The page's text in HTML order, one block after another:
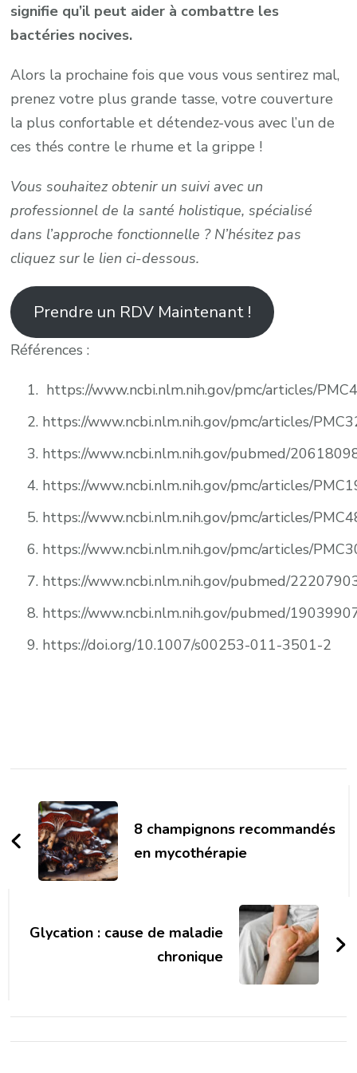
signifie qu’il peut aider à combattre les
bactéries nocives.
Alors la prochaine fois que vous vous sentirez mal,
prenez votre plus grande tasse, votre couverture
la plus confortable et détendez-vous avec l’un de
ces thés contre le rhume et la grippe !
Vous souhaitez obtenir un suivi avec un
professionnel de la santé holistique, spécialisé
dans l’approche fonctionnelle ? N’hésitez pas
cliquez sur le lien ci-dessous.
Prendre un RDV Maintenant !
Références :
https://www.ncbi.nlm.nih.gov/pmc/articles/
https://www.ncbi.nlm.nih.gov/pmc/articles/
https://www.ncbi.nlm.nih.gov/pubmed/
https://www.ncbi.nlm.nih.gov/pmc/articles/
https://www.ncbi.nlm.nih.gov/pmc/articles/
https://www.ncbi.nlm.nih.gov/pmc/articles/
https://www.ncbi.nlm.nih.gov/pubmed/
https://www.ncbi.nlm.nih.gov/pubmed/
https://doi.org/10.1007/s00253-011-3501-2
Navigation8 champignons recommandés
en mycothérapie
Glycation : cause de maladie
chronique